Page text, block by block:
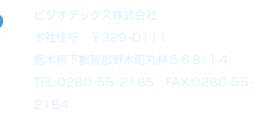
ビジオテックス株式会社
本社住所 〒329-0111
栃木県下都賀郡野木町丸林５６８-１４
TEL:0280-55-2185 FAX:0280-55-
2184